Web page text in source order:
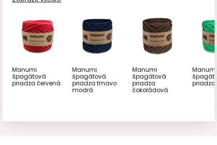
Manumi
špagátová
priadza červená
Manumi
špagátová
priadza tmavo
modrá
Manumi
špagátová
priadza
čokoládová
Manumi
priadza